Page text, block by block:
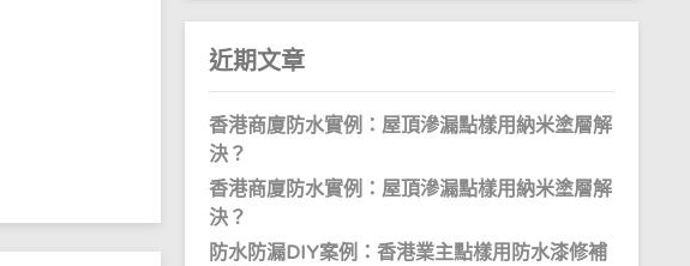
近期文章
香港商廈防水實例：屋頂滲漏點樣用納米塗層解
決？
香港商廈防水實例：屋頂滲漏點樣用納米塗層解
決？
防水防漏DIY案例：香港業主點樣用防水漆修補